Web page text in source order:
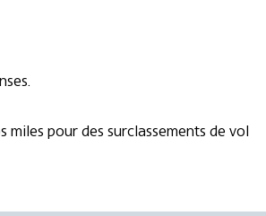
miles pour des surclassements de vol